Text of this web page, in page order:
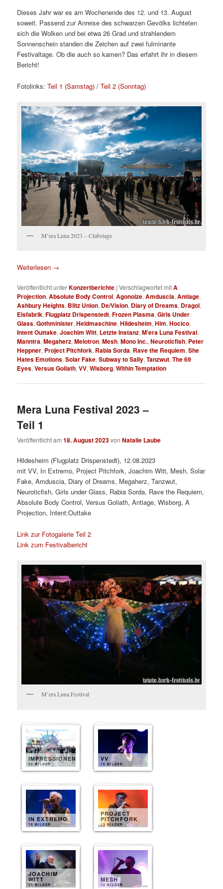
Dieses Jahr war es am Wochenende des 12. und 13. August
soweit. Passend zur Anreise des schwarzen Gevölks lichteten
sich die Wolken und bei etwa 26 Grad und strahlendem
Sonnenschein standen die Zeichen auf zwei fulminante
Festivaltage. Ob die auch so kamen? Das erfahrt ihr in diesem
Bericht!
Fotolinks:Teil 1 (Samstag) /Teil 2 (Sonntag)
M’era Luna 2023 – Clubstage
Weiterlesen →
Veröffentlicht unterKonzertberichte |Verschlagwortet mitA
Projection,Absolute Body Control,Agonoize,Amduscia,Antiage,
Ashbury Heights, Blitz Union, De/Vision, Diary of Dreams, Dragol,
Eisfabrik,Flugplatz Drispenstedt,Frozen Plasma,Girls Under
Glass,Gothminister,Heldmaschine,Hildesheim,Him,Hocico,
Intent Outtake,Joachim Witt, Letzte Instanz,M'era Luna Festival,
Manntra,Megaherz,Melotron,Mesh,Mono Inc.,Neuroticfish, Peter
Heppner, Project Pitchfork, Rabia Sorda, Rave the Requiem,She
Hates Emotions,Solar Fake,Subway to Sally,Tanzwut,The 69
Eyes,Versus Goliath,VV,Wisborg,Within Temptation
Mera Luna Festival 2023 –
Teil 1
Veröffentlicht am18. August 2023vonNatalie Laube
Hildesheim (Flugplatz Drispenstedt), 12.08.2023
mit VV, In Extremo, Project Pitchfork, Joachim Witt, Mesh, Solar
Fake, Amduscia, Diary of Dreams, Megaherz, Tanzwut,
Neuroticfish, Girls under Glass, Rabia Sorda, Rave the Requiem,
Absolute Body Control, Versus Goliath, Antiage, Wisborg, A
Projection, Intent:Outtake
Link zur Fotogalerie Teil 2
Link zum Festivalbericht
M’era Luna Festival
IMPRESSIONEN
50 BILDER
VV
15 BILDER
IN EXTREMO
15 BILDER
PROJECT
PITCHFORK
13 BILDER
JOACHIM
WITT
13 BILDER
MESH
12 BILDER